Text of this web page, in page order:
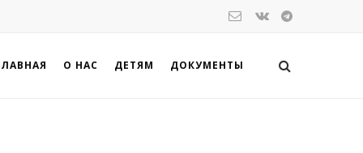
О НАС ДЕТЯМ ДОКУМЕНТЫ